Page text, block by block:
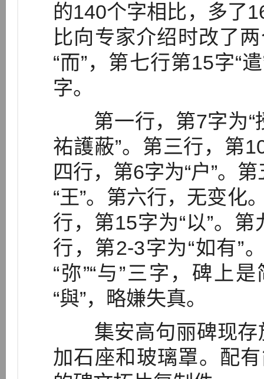
的140个字相比，多了
比向专家介绍时改了
“而”，第七行第15字“
字。
第一行，第7字为“
祐護蔽”。第三行，第
四行，第6字为“户”。
“王”。第六行，无变化
行，第15字为“以”。
行，第2-3字为“如有”
“弥”“与”三字，碑上
“與”，略嫌失真。
集安高句丽碑现存
加石座和玻璃罩。配